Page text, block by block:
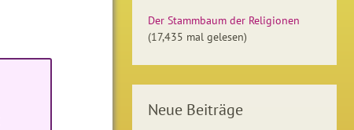
Der Stammbaum der Religionen
(17,435 mal gelesen)
Neue Beiträge